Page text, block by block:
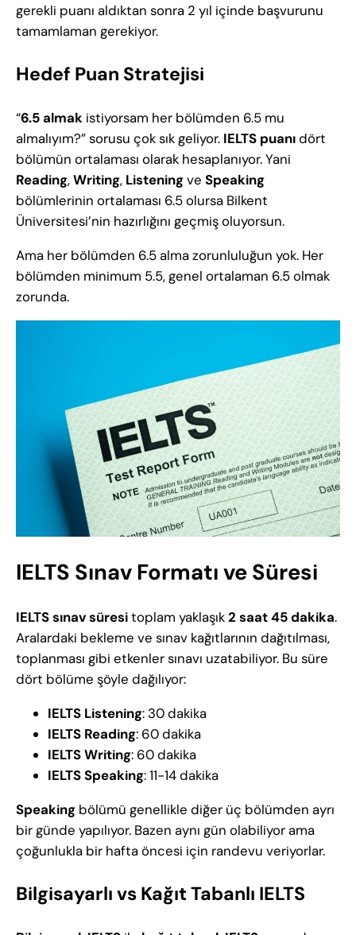
gerekli puanı aldıktan sonra 2 yıl içinde başvurunu
tamamlaman gerekiyor.
Hedef Puan Stratejisi
“6.5 almak istiyorsam her bölümden 6.5 mu
almalıyım?” sorusu çok sık geliyor. IELTS puanıdört
bölümün ortalaması olarak hesaplanıyor. Yani
Reading,Writing, Listeningve Speaking
bölümlerinin ortalaması 6.5 olursa Bilkent
Üniversitesi’nin hazırlığını geçmiş oluyorsun.
Ama her bölümden 6.5 alma zorunluluğun yok. Her
bölümden minimum 5.5, genel ortalaman 6.5 olmak
zorunda.
IELTS Sınav Formatı ve Süresi
IELTS sınav süresitoplam yaklaşık2 saat 45 dakika.
Aralardaki bekleme ve sınav kağıtlarının dağıtılması,
toplanması gibi etkenler sınavı uzatabiliyor. Bu süre
dört bölüme şöyle dağılıyor:
IELTS Listening: 30 dakika
IELTS Reading: 60 dakika
IELTS Writing: 60 dakika
IELTS Speaking: 11-14 dakika
Speaking bölümü genellikle diğer üç bölümden ayrı
bir günde yapılıyor. Bazen aynı gün olabiliyor ama
çoğunlukla bir hafta öncesi için randevu veriyorlar.
Bilgisayarlı vs Kağıt Tabanlı IELTS